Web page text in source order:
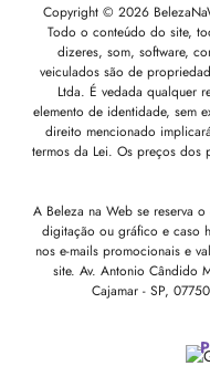
Copyright © 2026
Todo o conteúdo do site,
dizeres, som, software,
veiculados são de
Ltda. É vedada qualquer
elemento de identidade, sem
direito mencionado
termos da Lei. Os preços dos
A Beleza na Web se reserva
digitação ou gráfico e caso
nos e-mails promocionais e
site. Av. Antonio Cândido
Cajamar - SP,